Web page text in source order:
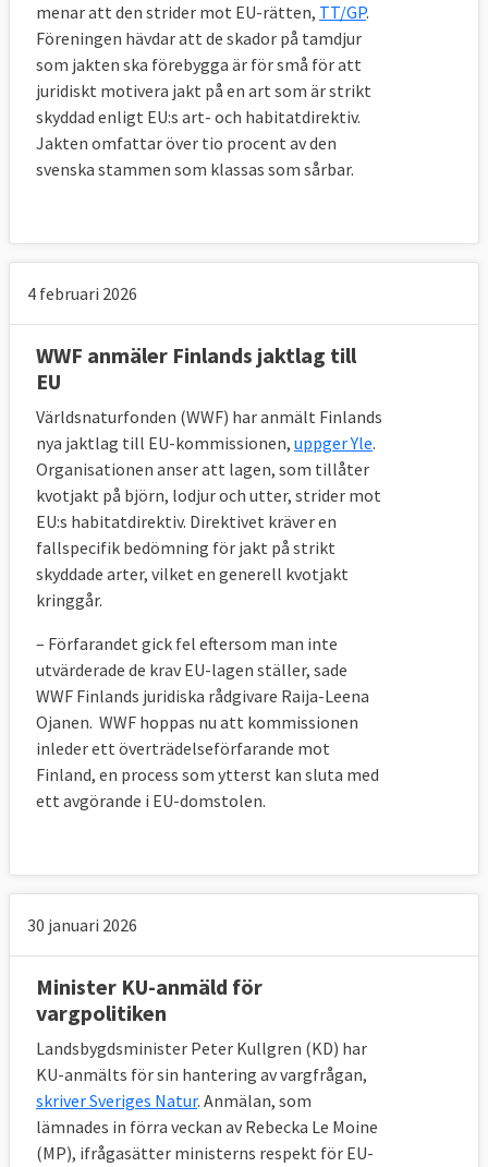
menar att den strider mot EU-rätten, TT/GP.
Föreningen hävdar att de skador på tamdjur
som jakten ska förebygga är för små för att
juridiskt motivera jakt på en art som är strikt
skyddad enligt EU:s art- och habitatdirektiv.
Jakten omfattar över tio procent av den
svenska stammen som klassas som sårbar.
4 februari 2026
WWF anmäler Finlands jaktlag till
EU
Världsnaturfonden (WWF) har anmält Finlands
nya jaktlag till EU-kommissionen, uppger Yle.
Organisationen anser att lagen, som tillåter
kvotjakt på björn, lodjur och utter, strider mot
EU:s habitatdirektiv. Direktivet kräver en
fallspecifik bedömning för jakt på strikt
skyddade arter, vilket en generell kvotjakt
kringgår.
– Förfarandet gick fel eftersom man inte
utvärderade de krav EU-lagen ställer, sade
WWF Finlands juridiska rådgivare Raija-Leena
Ojanen. WWF hoppas nu att kommissionen
inleder ett överträdelseförfarande mot
Finland, en process som ytterst kan sluta med
ett avgörande i EU-domstolen.
30 januari 2026
Minister KU-anmäld för
vargpolitiken
Landsbygdsminister Peter Kullgren (KD) har
KU-anmälts för sin hantering av vargfrågan,
skriver Sveriges Natur. Anmälan, som
lämnades in förra veckan av Rebecka Le Moine
(MP), ifrågasätter ministerns respekt för EU-